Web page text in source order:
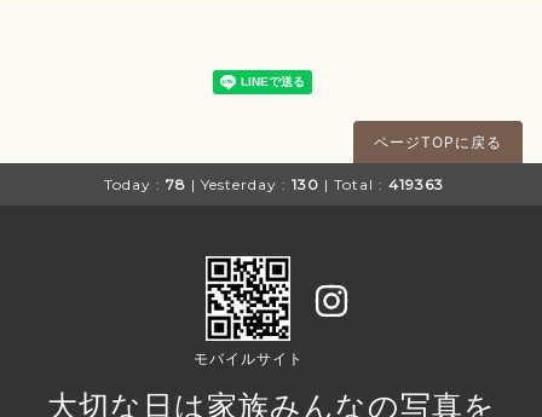
ページTOPに戻る
Today : 78 | Yesterday : 130 | Total : 419363
モバイルサイト
大切な日は家族みんなの写真を